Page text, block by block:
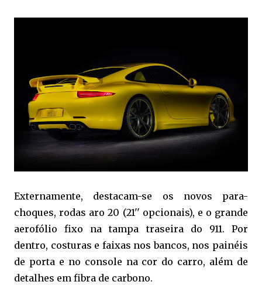
Externamente, destacam-se os novos para-
choques, rodas aro 20 (21'' opcionais), e o grande
aerofólio fixo na tampa traseira do 911. Por
dentro, costuras e faixas nos bancos, nos painéis
de porta e no console na cor do carro, além de
detalhes em fibra de carbono.